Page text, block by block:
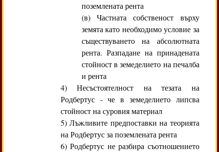
поземлената рента
(в) Частната собственост върху
земята като необходимо условие за
съществуването на абсолютната
рента. Разпадане на принадената
стойност в земеделието на печалба
и рента
4) Несъстоятелност на тезата на
Родбертус - че в земеделието липсва
стойност на суровия материал
5) Лъжливите предпоставки на теорията
на Родбертус за поземлената рента
6) Родбертус не разбира съотношението